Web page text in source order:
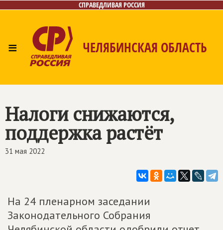
СПРАВЕДЛИВАЯ РОССИЯ
≡ ЧЕЛЯБИНСКАЯ ОБЛАСТЬ
Налоги снижаются,
поддержка растёт
31 мая 2022
На 24 пленарном заседании
Законодательного Собрания